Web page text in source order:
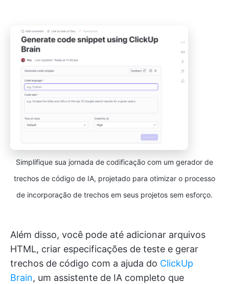
Simplifique sua jornada de codificação com um gerador de
trechos de código de IA, projetado para otimizar o processo
de incorporação de trechos em seus projetos sem esforço.
Além disso, você pode até adicionar arquivos
HTML, criar especificações de teste e gerar
trechos de código com a ajuda do ClickUp
Brain, um assistente de IA completo que